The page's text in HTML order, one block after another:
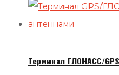
Терминал ГЛОНАСС/